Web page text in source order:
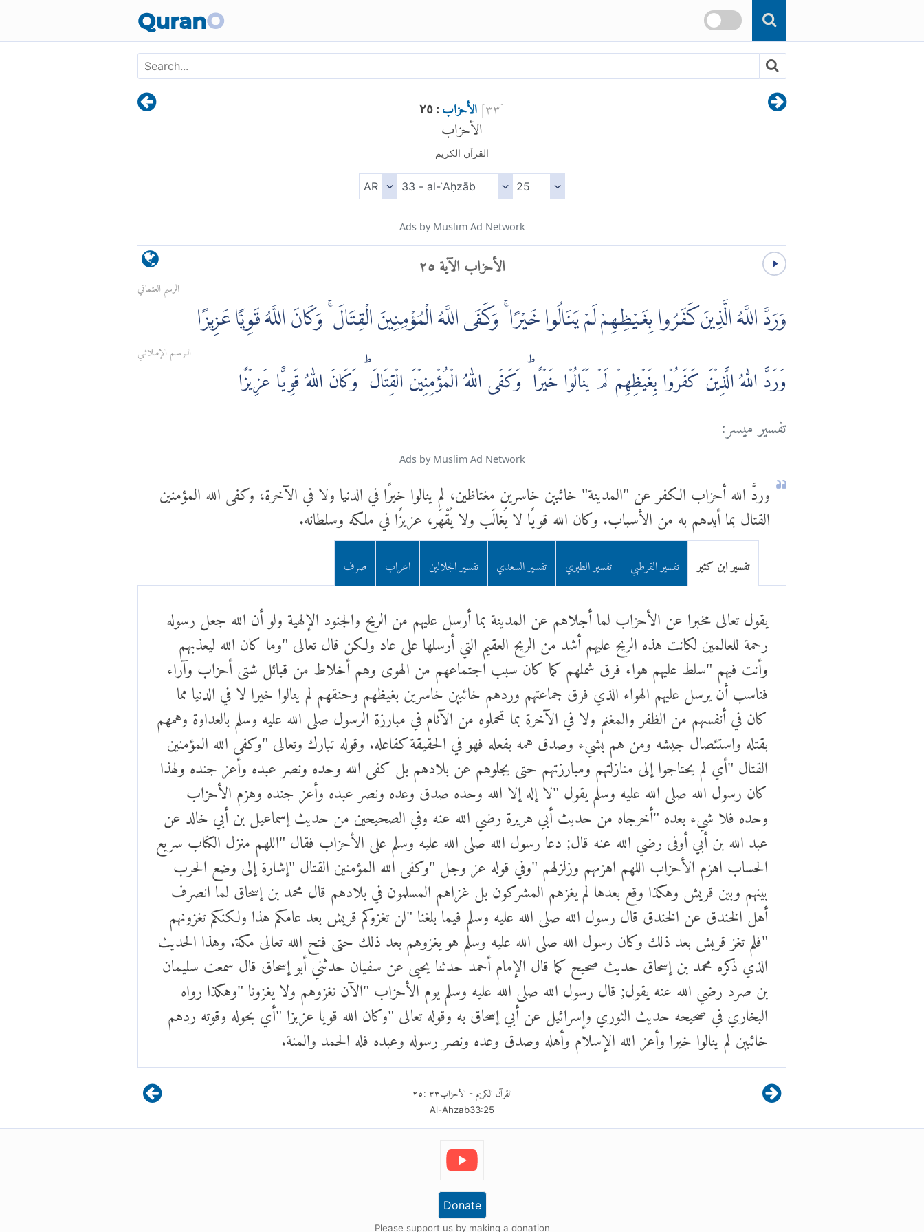
QuranO
[٣٣]الأحزاب : ٢٥ الأحزاب
القرآن الكريم
Ads by Muslim Ad Network
الأحزاب الآية ٢٥
الرسم العثماني
وَرَدَّ اللَّهُ الَّذِينَ كَفَرُوا بِغَيْظِهِمْ لَمْ يَنَالُوا خَيْرًا ۚ وَكَفَى اللَّهُ الْمُؤْمِنِينَ الْقِتَالَ ۚ وَكَانَ اللَّهُ قَوِيًّا عَزِيزًا
الـرسـم الإمـلائـي
وَرَدَّ اللّٰهُ الَّذِيۡنَ كَفَرُوۡا بِغَيۡظِهِمۡ لَمۡ يَنَالُوۡا خَيۡرًا‌ ؕ وَكَفَى اللّٰهُ الۡمُؤۡمِنِيۡنَ الۡقِتَالَ‌ ؕ وَكَانَ اللّٰهُ قَوِيًّا عَزِيۡزًا
تفسير ميسر:
Ads by Muslim Ad Network
وردَّ الله أحزاب الكفر عن "المدينة" خائبين خاسرين مغتاظين، لم ينالوا خيرًا في الدنيا ولا في الآخرة، وكفى الله المؤمنين
القتال بما أيدهم به من الأسباب. وكان الله قويًا لا يُغالَب ولا يُقْهَر، عزيزًا في ملكه وسلطانه.
تفسير ابن كثير تفسير القرطبي تفسير الطبري تفسير السعدي تفسير الجلالين اعراب صرف
يقول تعالى مخبرا عن الأحزاب لما أجلاهم عن المدينة بما أرسل عليهم من الريح والجنود الإلهية ولو أن الله جعل رسوله
رحمة للعالمين لكانت هذه الريح عليهم أشد من الريح العقيم التي أرسلها على عاد ولكن قال تعالى "وما كان الله ليعذبهم
وأنت فيهم "سلط عليهم هواء فرق شملهم كما كان سبب اجتماعهم من الهوى وهم أخلاط من قبائل شتى أحزاب وآراء
فناسب أن يرسل عليهم الهواء الذي فرق جماعتهم وردهم خائبين خاسرين بغيظهم وحنقهم لم ينالوا خيرا لا في الدنيا مما
كان في أنفسهم من الظفر والمغنم ولا في الآخرة بما تحملوه من الآثام في مبارزة الرسول صلى الله عليه وسلم بالعداوة وهمهم
بقتله واستئصال جيشه ومن هم بشيء وصدق همه بفعله فهو في الحقيقة كفاعله. وقوله تبارك وتعالى "وكفى الله المؤمنين
القتال "أي لم يحتاجوا إلى منازلتهم ومبارزتهم حتى يجلوهم عن بلادهم بل كفى الله وحده ونصر عبده وأعز جنده ولهذا
كان رسول الله صلى الله عليه وسلم يقول "لا إله إلا الله وحده صدق وعده ونصر عبده وأعز جنده وهزم الأحزاب
وحده فلا شيء بعده "أخرجاه من حديث أبي هريرة رضي الله عنه وفي الصحيحين من حديث إسماعيل بن أبي خالد عن
عبد الله بن أبي أوفى رضي الله عنه قال; دعا رسول الله صلى الله عليه وسلم على الأحزاب فقال "اللهم منزل الكتاب سريع
الحساب اهزم الأحزاب اللهم اهزمهم وزلزلهم "وفي قوله عز وجل "وكفى الله المؤمنين القتال "إشارة إلى وضع الحرب
بينهم وبين قريش وهكذا وقع بعدها لم يغزهم المشركون بل غزاهم المسلمون في بلادهم قال محمد بن إسحاق لما انصرف
أهل الخندق عن الخندق قال رسول الله صلى الله عليه وسلم فيما بلغنا "لن تغزوكم قريش بعد عامكم هذا ولكنكم تغزونهم
"فلم تغز قريش بعد ذلك وكان رسول الله صلى الله عليه وسلم هو يغزوهم بعد ذلك حتى فتح الله تعالى مكة. وهذا الحديث
الذي ذكره محمد بن إسحاق حديث صحيح كما قال الإمام أحمد حدثنا يحيى عن سفيان حدثني أبو إسحاق قال سمعت سليمان
بن صرد رضي الله عنه يقول; قال رسول الله صلى الله عليه وسلم يوم الأحزاب "الآن نغزوهم ولا يغزونا "وهكذا رواه
البخاري في صحيحه حديث الثوري وإسرائيل عن أبي إسحاق به وقوله تعالى "وكان الله قويا عزيزا "أي بحوله وقوته ردهم
خائبين لم ينالوا خيرا وأعز الله الإسلام وأهله وصدق وعده ونصر رسوله وعبده فله الحمد والمنة.
القرآن الكريم - الأحزاب٣٣:٢٥
Al-Ahzab33:25
Donate
Please support us by making a donation